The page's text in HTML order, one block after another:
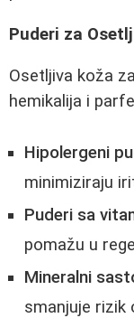
Puderi za
Osetljiva koža
hemikalija i
Hipolergeni
minimiziraju
Puderi sa
pomažu u
Mineralni
smanjuje rizik